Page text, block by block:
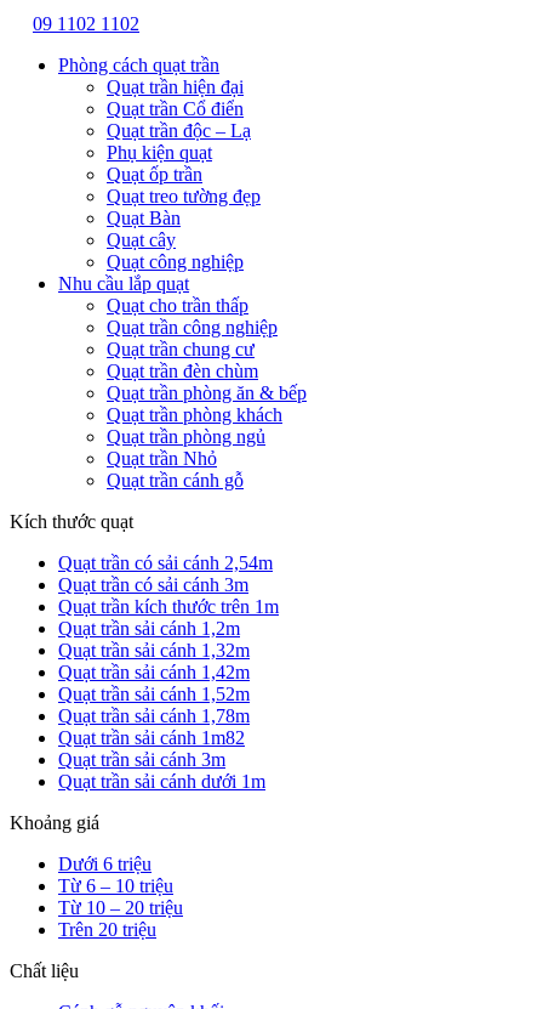
09 1102 1102
Phòng cách quạt trần
Quạt trần hiện đại
Quạt trần Cổ điển
Quạt trần độc – Lạ
Phụ kiện quạt
Quạt ốp trần
Quạt treo tường đẹp
Quạt Bàn
Quạt cây
Quạt công nghiệp
Nhu cầu lắp quạt
Quạt cho trần thấp
Quạt trần công nghiệp
Quạt trần chung cư
Quạt trần đèn chùm
Quạt trần phòng ăn & bếp
Quạt trần phòng khách
Quạt trần phòng ngủ
Quạt trần Nhỏ
Quạt trần cánh gỗ
Kích thước quạt
Quạt trần có sải cánh 2,54m
Quạt trần có sải cánh 3m
Quạt trần kích thước trên 1m
Quạt trần sải cánh 1,2m
Quạt trần sải cánh 1,32m
Quạt trần sải cánh 1,42m
Quạt trần sải cánh 1,52m
Quạt trần sải cánh 1,78m
Quạt trần sải cánh 1m82
Quạt trần sải cánh 3m
Quạt trần sải cánh dưới 1m
Khoảng giá
Dưới 6 triệu
Từ 6 – 10 triệu
Từ 10 – 20 triệu
Trên 20 triệu
Chất liệu